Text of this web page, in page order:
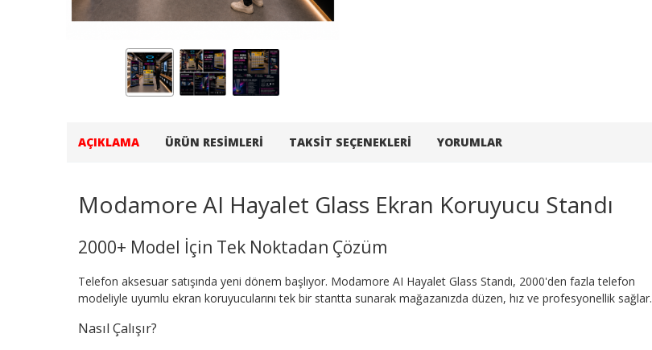
AÇIKLAMA ÜRÜN RESIMLERI TAKSIT SEÇENEKLERI YORUMLAR
Modamore AI Hayalet Glass Ekran Koruyucu Standı
2000+ Model İçin Tek Noktadan Çözüm
Telefon aksesuar satışında yeni dönem başlıyor. Modamore AI Hayalet Glass Standı, 2000'den fazla telefon
modeliyle uyumlu ekran koruyucularını tek bir stantta sunarak mağazanızda düzen, hız ve profesyonellik sağlar.
Nasıl Çalışır?